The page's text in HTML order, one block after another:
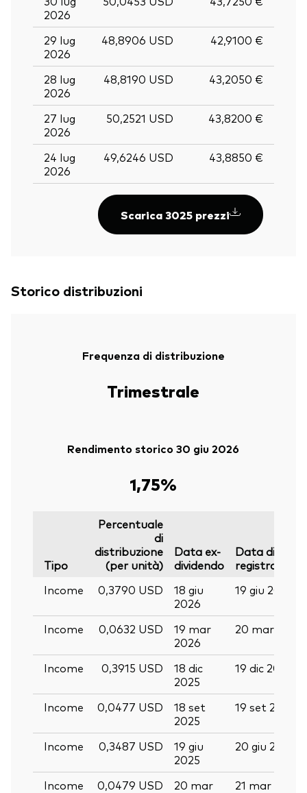
2026
29 lug
2026
48,8906 USD 42,9100 €
28 lug
2026
48,8190 USD 43,2050 €
27 lug
2026
50,2521 USD 43,8200 €
24 lug
2026
49,6246 USD 43,8850 €
Scarica 3025 prezzi
Storico distribuzioni
Frequenza di distribuzione
Trimestrale
Rendimento storico 30 giu 2026
1,75%
Tipo
Percentuale
di
distribuzione
(per unità)
Data ex-
dividendo
Data di
registrazione
Income
0,3790 USD
18 giu
2026
19 giu 2026
Income 0,0632 USD
19 mar
2026
20 mar 2026
Income 0,3915 USD
18 dic
2025
19 dic 2025
Income 0,0477 USD
18 set
2025
19 set 2025
Income 0,3487 USD
19 giu
2025
20 giu 2025
Income 0,0479 USD
20 mar
21 mar 2025